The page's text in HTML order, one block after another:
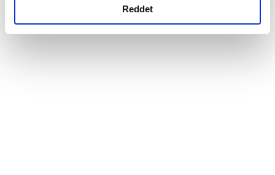
okumak ve sitemizi ziyaretiniz kapsamında
Reddet